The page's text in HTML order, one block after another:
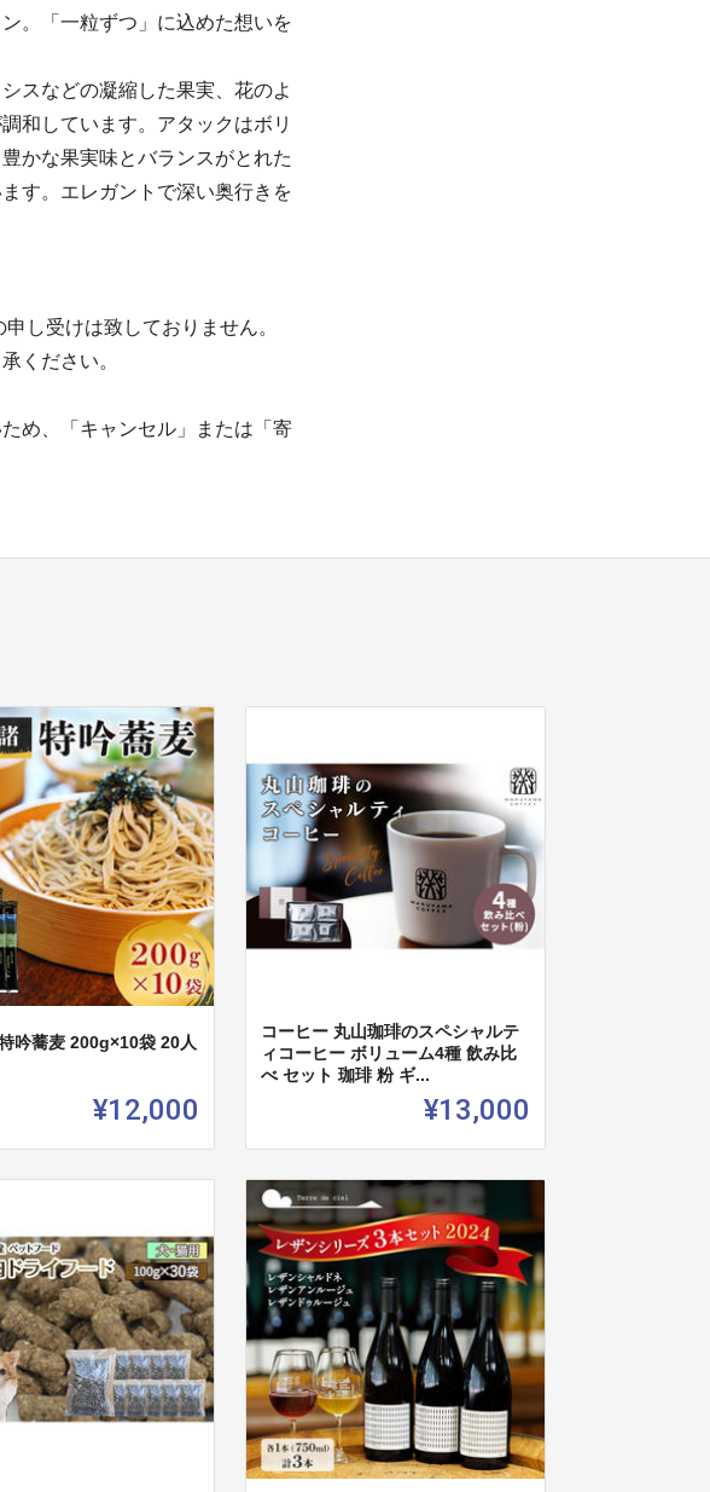
。「一粒ずつ」に込めた想いを
スなどの凝縮した果実、花のよ
和しています。アタックはボリ
かな果実味とバランスがとれた
す。エレガントで深い奥行きを
し受けは致しておりません。
ください。
め、「キャンセル」または「寄
吟蕎麦 200g×10袋 20人
¥12,000
コーヒー 丸山珈琲のスペシャルテ
ィコーヒー ボリューム4種 飲み比
べ セット 珈琲 粉 ギ...
¥13,000